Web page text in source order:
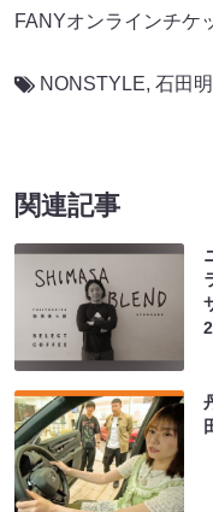
FANYオンラインチケ
NONSTYLE, 石田明
関連記事